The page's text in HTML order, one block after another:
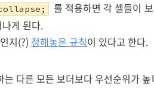
를 적용하면 각 셀들이
게 된다.
지(?) 정해놓은 규칙이 있다고 한다.
는 다른 모든 보더보다 우선순위가 높